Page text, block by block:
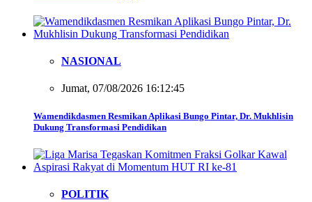
NASIONAL
Jumat, 07/08/2026 16:12:45
Wamendikdasmen Resmikan Aplikasi Bungo Pintar, Dr. Mukhlisin
Dukung Transformasi Pendidikan
POLITIK